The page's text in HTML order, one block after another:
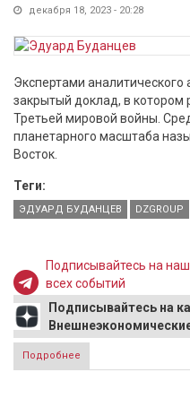
декабря 18, 2023 - 20:28
Экспертами аналитического
закрытый доклад, в котором
Третьей мировой войны.
планетарного масштаба
Восток.
Теги:
ЭДУАРД БУДАНЦЕВ DZGROUP
Подписывайтесь на
всех событий
Подписывайтесь на
Подробнее